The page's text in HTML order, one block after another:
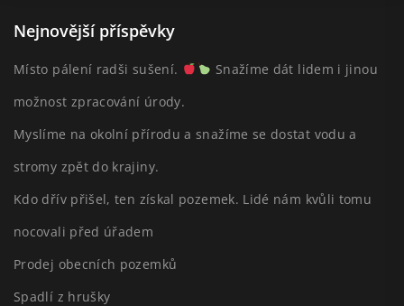
Nejnovější příspěvky
Místo pálení radši sušení.
Snažíme dát lidem i jinou
možnost zpracování úrody.
Myslíme na okolní přírodu a snažíme se dostat vodu a
stromy zpět do krajiny.
Kdo dřív přišel, ten získal pozemek. Lidé nám kvůli tomu
nocovali před úřadem
Prodej obecních pozemků
Spadlí z hrušky